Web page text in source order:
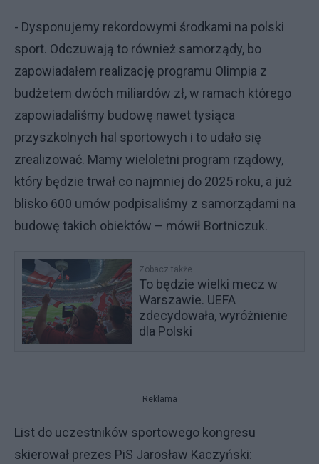
- Dysponujemy rekordowymi środkami na polski
sport. Odczuwają to również samorządy, bo
zapowiadałem realizację programu Olimpia z
budżetem dwóch miliardów zł, w ramach którego
zapowiadaliśmy budowę nawet tysiąca
przyszkolnych hal sportowych i to udało się
zrealizować. Mamy wieloletni program rządowy,
który będzie trwał co najmniej do 2025 roku, a już
blisko 600 umów podpisaliśmy z samorządami na
budowę takich obiektów – mówił Bortniczuk.
Zobacz także
To będzie wielki mecz w
Warszawie. UEFA
zdecydowała, wyróżnienie
dla Polski
Reklama
List do uczestników sportowego kongresu
skierował prezes PiS Jarosław Kaczyński: